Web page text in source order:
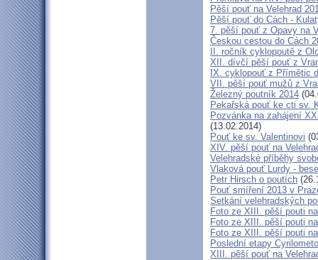
Pěší pouť na Velehrad
Pěší pouť do Cách -
7. pěší pouť z Opavy na
Českou cestou do Cách
II. ročník cyklopoutě z
XII. dívčí pěší pouť z
IX. cyklopouť z Přímětic
VII. pěší pouť mužů z
Železný poutník 2014
Pekařská pouť ke cti sv.
Pozvánka na zahájení
(13.02.2014)
Pouť ke sv. Valentinovi
XIV. pěší pouť na
Velehradské příběhy
Vlaková pouť Lurdy -
Petr Hirsch o poutích
Pouť smíření 2013 v
Setkání velehradských
Foto ze XIII. pěší pouti
Foto ze XIII. pěší pouti
Foto ze XIII. pěší pouti
Poslední etapy
XIII. pěší pouť na